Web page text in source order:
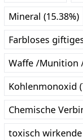
Mineral (15.38%)
Farbloses
Waffe /Munition
Kohlenmonoxid
Chemische
toxisch wirkende